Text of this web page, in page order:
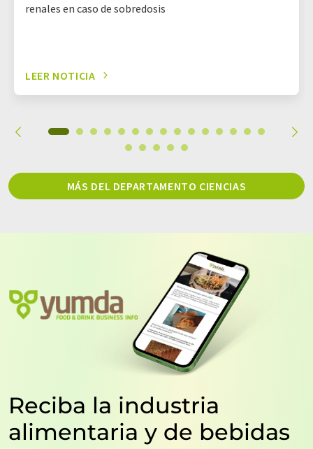
renales en caso de sobredosis
LEER NOTICIA
MÁS DEL DEPARTAMENTO CIENCIAS
Reciba la industria
alimentaria y de bebidas